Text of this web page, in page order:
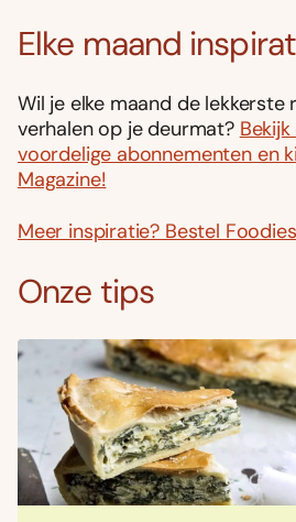
Elke maand
Wil je elke maand de lekkerste
verhalen op je deurmat?
voordelige abonnementen en
Magazine!
Meer inspiratie? Bestel
Onze tips